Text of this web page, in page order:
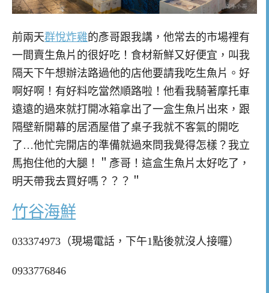
前兩天群悅炸雞的彥哥跟我講，他常去的市場裡有
一間賣生魚片的很好吃！食材新鮮又好便宜，叫我
隔天下午想辦法路過他的店他要請我吃生魚片。好
啊好啊！有好料吃當然順路啦！他看我騎著摩托車
遠遠的過來就打開冰箱拿出了一盒生魚片出來，跟
隔壁新開幕的居酒屋借了桌子我就不客氣的開吃
了…他忙完開店的準備就過來問我覺得怎樣？我立
馬抱住他的大腿！＂彥哥！這盒生魚片太好吃了，
明天帶我去買好嗎？？？＂
竹谷海鮮
033374973（現場電話，下午1點後就沒人接囉）
0933776846